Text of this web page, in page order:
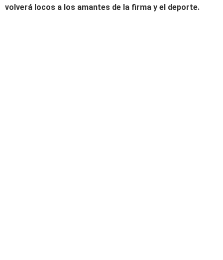
volverá locos a los amantes de la firma y el deporte.